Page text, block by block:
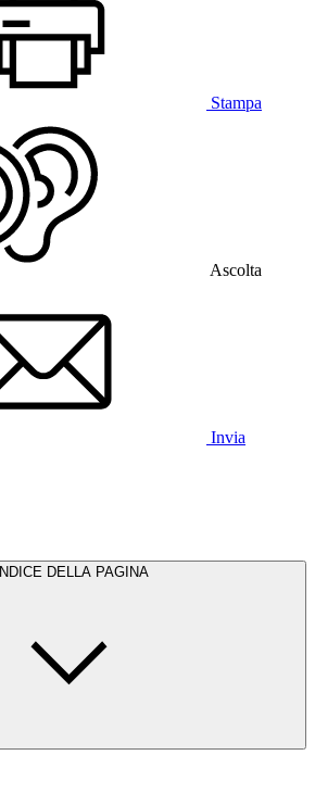
Stampa
Ascolta
Invia
INDICE DELLA PAGINA